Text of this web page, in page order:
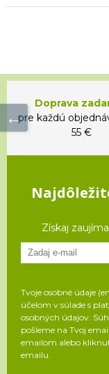
Doprava
pre každú
55 €
Získaj
Tvoje osobné údaje
účelom v súlade s
osobných údajov.
pošleme na Tvoj
emailom alebo
emailu.